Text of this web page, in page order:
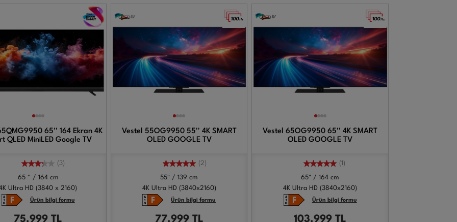
65'' 164 Ekran 4K
QLED MiniLED Google TV
(3)
65 '' / 164 cm
Ultra HD (3840 x 2160)
Ürün bilgi formu
75.999TL
Vestel 55OG9950 55'' 4K SMART
OLED GOOGLE TV
(2)
55" / 139 cm
4K Ultra HD (3840x2160)
Ürün bilgi formu
77.999 TL
Vestel 65OG9950 65'' 4K SMART
OLED GOOGLE TV
(1)
65" / 164 cm
4K Ultra HD (3840x2160)
Ürün bilgi formu
103.999TL